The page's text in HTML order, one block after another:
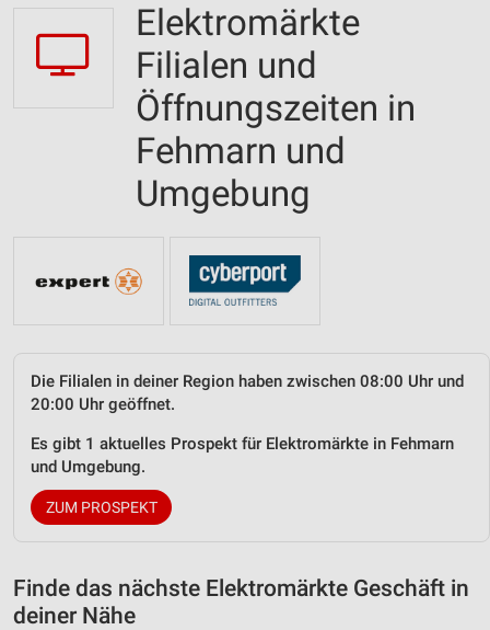
Elektromärkte
Filialen und
Öffnungszeiten in
Fehmarn und
Umgebung
Die Filialen in deiner Region haben zwischen 08:00 Uhr und
20:00 Uhr geöffnet.
Es gibt 1 aktuelles Prospekt für Elektromärkte in Fehmarn
und Umgebung.
ZUM PROSPEKT
Finde das nächste Elektromärkte Geschäft in
deiner Nähe